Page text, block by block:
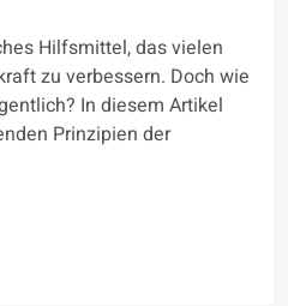
Hilfsmittel, das vielen
zu verbessern. Doch wie
In diesem Artikel
Prinzipien der